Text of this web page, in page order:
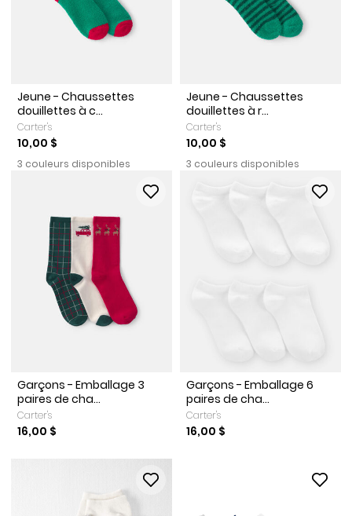
Jeune - Chaussettes
douillettes à c...
Carter's
10,00 $
3 couleurs disponibles
Jeune - Chaussettes
douillettes à r...
Carter's
10,00 $
3 couleurs disponibles
Garçons - Emballage 3
paires de cha...
Carter's
16,00 $
Garçons - Emballage 6
paires de cha...
Carter's
16,00 $